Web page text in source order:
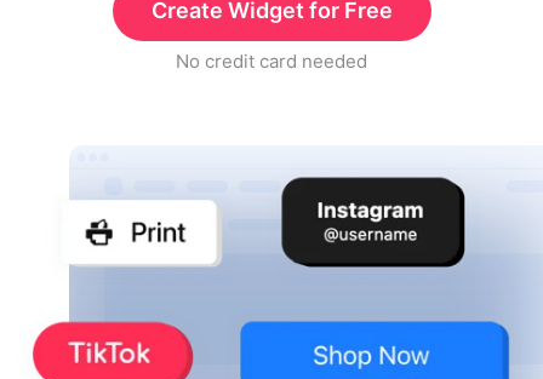
Create Widget for Free
No credit card needed